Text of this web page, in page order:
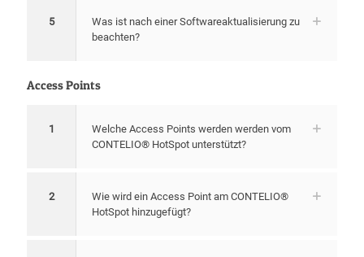
5
Was ist nach einer Softwareaktualisierung zu
beachten?
Access Points
1
Welche Access Points werden werden vom
CONTELIO­® HotSpot unterstützt?
2
Wie wird ein Access Point am CONTELIO®
HotSpot hinzugefügt?